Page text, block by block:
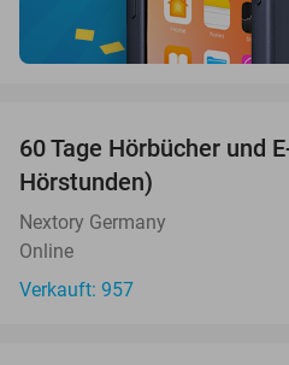
60 Tage Hörbücher und
Hörstunden)
Nextory Germany
Online
Verkauft: 957